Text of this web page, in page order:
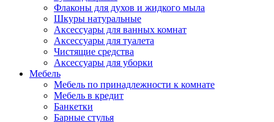
Флаконы для духов и жидкого мыла
Шкуры натуральные
Аксессуары для ванных комнат
Аксессуары для туалета
Чистящие средства
Аксессуары для уборки
Мебель
Мебель по принадлежности к комнате
Мебель в кредит
Банкетки
Барные стулья